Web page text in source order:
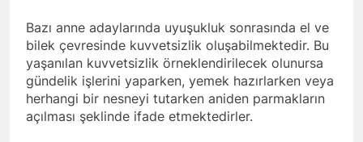
Bazı anne adaylarında uyuşukluk sonrasında el ve
bilek çevresinde kuvvetsizlik oluşabilmektedir. Bu
yaşanılan kuvvetsizlik örneklendirilecek olunursa
gündelik işlerini yaparken, yemek hazırlarken veya
herhangi bir nesneyi tutarken aniden parmakların
açılması şeklinde ifade etmektedirler.